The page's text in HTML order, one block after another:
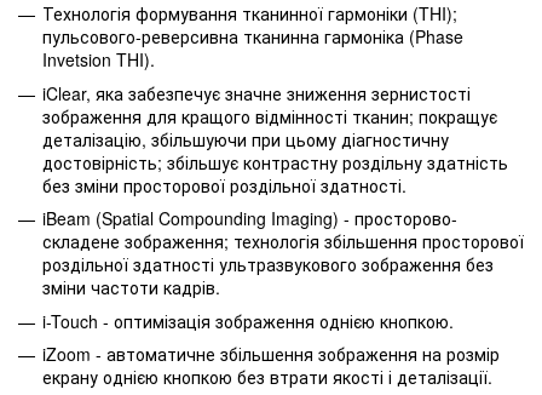
Технологія формування тканинної гармоніки (THI);
пульсового-реверсивна тканинна гармоніка (Phase
Invetsion THI).
iClear, яка забезпечує значне зниження зернистості
зображення для кращого відмінності тканин; покращує
деталізацію, збільшуючи при цьому діагностичну
достовірність; збільшує контрастну роздільну здатність
без зміни просторової роздільної здатності.
iBeam (Spatial Compounding Imaging) - просторово-
складене зображення; технологія збільшення просторової
роздільної здатності ультразвукового зображення без
зміни частоти кадрів.
i-Touch - оптимізація зображення однією кнопкою.
iZoom - автоматичне збільшення зображення на розмір
екрану однією кнопкою без втрати якості і деталізації.